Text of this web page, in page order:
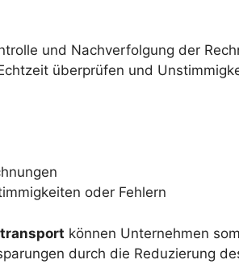
und Nachverfolgung der
überprüfen und
oder Fehlern
können Unternehmen
durch die Reduzierung